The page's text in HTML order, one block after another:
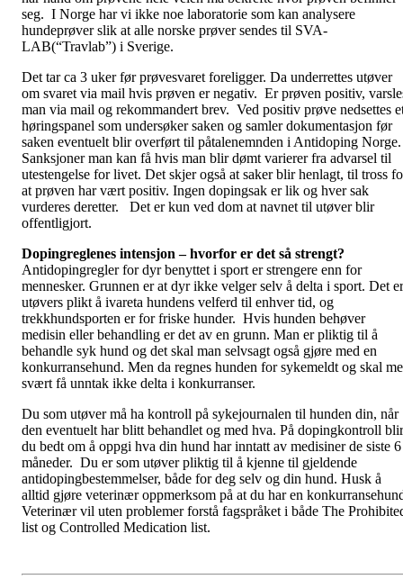
seg. I Norge har vi ikke noe laboratorie som kan analysere
hundeprøver slik at alle norske prøver sendes til SVA-
LAB(“Travlab”) i Sverige.
Det tar ca 3 uker før prøvesvaret foreligger. Da underrettes utøver
om svaret via mail hvis prøven er negativ. Er prøven positiv,
man via mail og rekommandert brev. Ved positiv prøve nedsettes
høringspanel som undersøker saken og samler dokumentasjon før
saken eventuelt blir overført til påtalenemnden i Antidoping Norge.
Sanksjoner man kan få hvis man blir dømt varierer fra advarsel til
utestengelse for livet. Det skjer også at saker blir henlagt, til tross
at prøven har vært positiv. Ingen dopingsak er lik og hver sak
vurderes deretter. Det er kun ved dom at navnet til utøver blir
offentligjort.
Dopingreglenes intensjon – hvorfor er det så strengt?
Antidopingregler for dyr benyttet i sport er strengere enn for
mennesker. Grunnen er at dyr ikke velger selv å delta i sport. Det er
utøvers plikt å ivareta hundens velferd til enhver tid, og
trekkhundsporten er for friske hunder. Hvis hunden behøver
medisin eller behandling er det av en grunn. Man er pliktig til å
behandle syk hund og det skal man selvsagt også gjøre med en
konkurransehund. Men da regnes hunden for sykemeldt og skal
svært få unntak ikke delta i konkurranser.
Du som utøver må ha kontroll på sykejournalen til hunden din, når
den eventuelt har blitt behandlet og med hva. På dopingkontroll blir
du bedt om å oppgi hva din hund har inntatt av medisiner de siste 6
måneder. Du er som utøver pliktig til å kjenne til gjeldende
antidopingbestemmelser, både for deg selv og din hund. Husk å
alltid gjøre veterinær oppmerksom på at du har en
Veterinær vil uten problemer forstå fagspråket i både The
list og Controlled Medication list.